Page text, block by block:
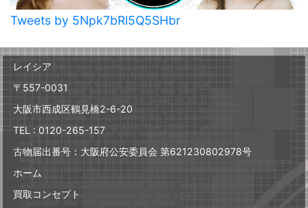
Tweets by 5Npk7bRl5Q5SHbr
レイシア
〒557-0031
大阪市西成区鶴見橋2-6-20
TEL : 0120-265-157
古物届出番号：大阪府公安委員会 第621230802978号
ホーム
買取コンセプト